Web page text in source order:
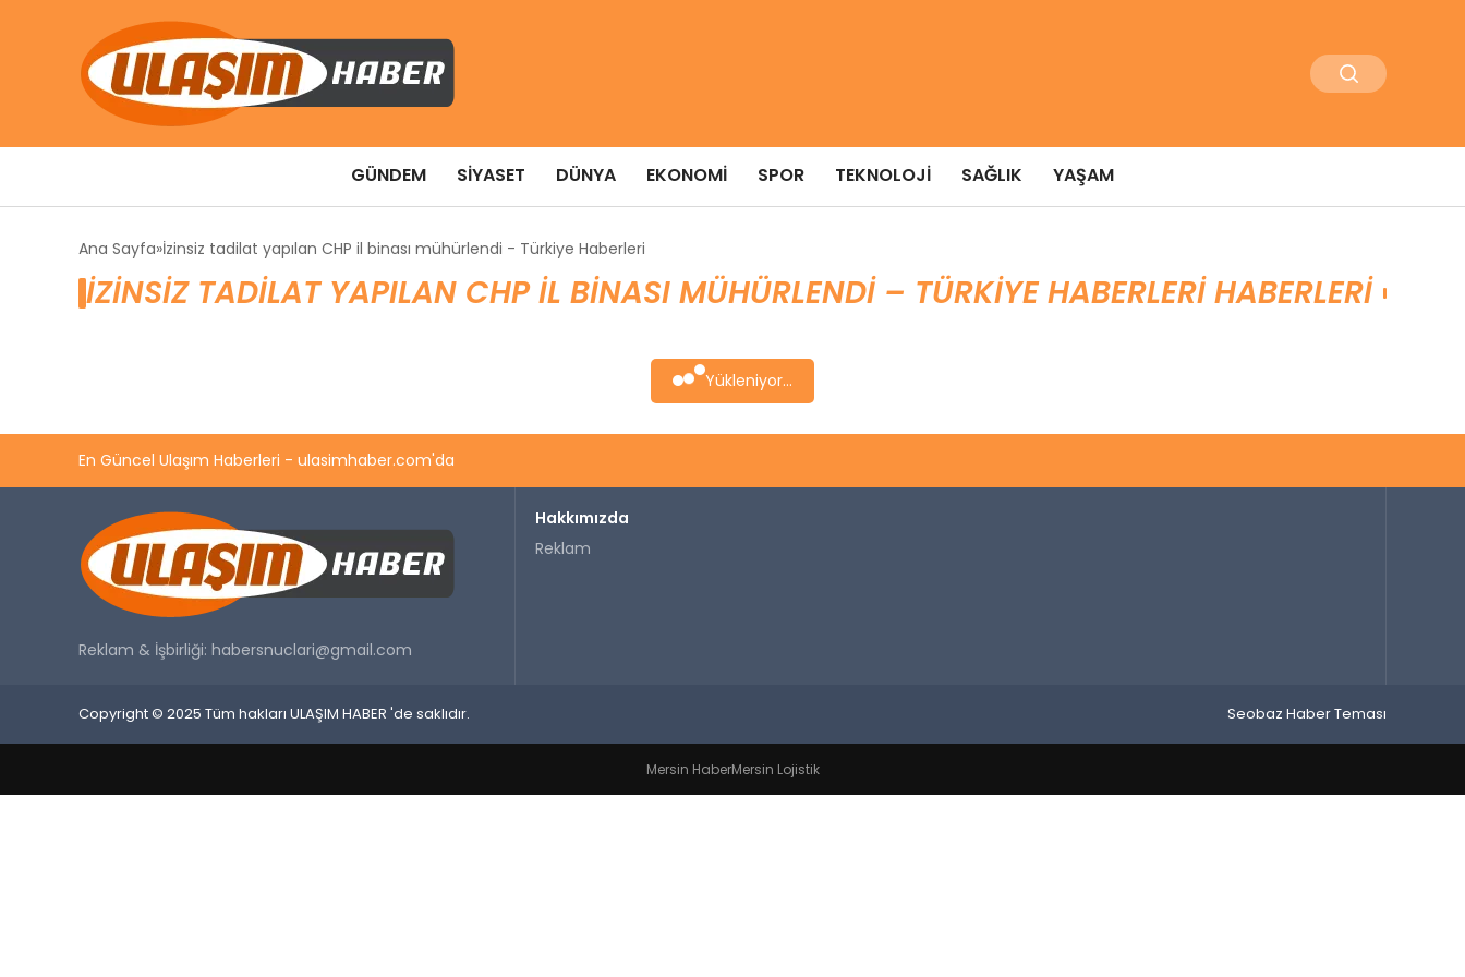
GÜNDEM SIYASET DÜNYA EKONOMI SPOR TEKNOLOJI SAĞLIK YAŞAM
Ana Sayfa İzinsiz tadilat yapılan CHP il binası mühürlendi - Türkiye Haberleri
İZINSIZ TADILAT YAPILAN CHP IL BINASI MÜHÜRLENDI – TÜRKIYE HABERLERI HABERLERI
Yükleniyor...
En Güncel Ulaşım Haberleri - ulasimhaber.com'da
Reklam & İşbirliği: habersnuclari@gmail.com
Hakkımızda
Reklam
Copyright © 2025 Tüm hakları ULAŞIM HABER 'de saklıdır. Seobaz Haber Teması
Mersin HaberMersin Lojistik